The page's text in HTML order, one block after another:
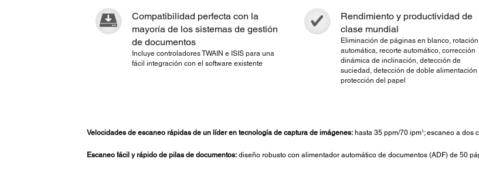
Compatibilidad perfecta con la
mayoría de los sistemas de gestión
de documentos
Incluye controladores TWAIN e ISIS para una
fácil integración con el software existente
Rendimiento y productividad de
clase mundial
Eliminación de páginas en blanco, rotación
automática, recorte automático, corrección
dinámica de inclinación, detección de
suciedad, detección de doble alimentación
protección del papel
Velocidades de escaneo rápidas de un líder en tecnología de captura de imágenes:hasta 35 ppm/70 ipm¹; escaneo a dos
Escaneo fácil y rápido de pilas de documentos:diseño robusto con alimentador automático de documentos (ADF) de 50